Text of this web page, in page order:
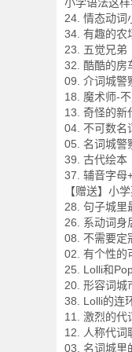
24. 情态动词
34. 有趣的农
23. 五觉兄弟
32. 酷酷的房
09. 介词城警
18. 魔术师-
13. 奇怪的新
04. 不可数名
05. 名词城警
39. 古代绘本
37. 辅音字母
【赠送】小
28. 句子城里
26. 系动词身
08. 不需要定
02. 有个性的
25. Lolli和
20. 形容词城
38. Lolli的连
11. 激烈的代
12. 人称代词
03. 名词城里